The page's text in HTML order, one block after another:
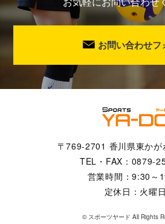
お問い合わせフ
〒769-2701 香川県東か
TEL・FAX：0879-
営業時間：9:30～
定休日：火曜日
© スポーツヤード All Rights